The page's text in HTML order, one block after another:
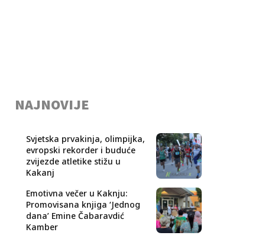
NAJNOVIJE
Svjetska prvakinja, olimpijka,
evropski rekorder i buduće
zvijezde atletike stižu u
Kakanj
Emotivna večer u Kaknju:
Promovisana knjiga ‘Jednog
dana’ Emine Čabaravdić
Kamber